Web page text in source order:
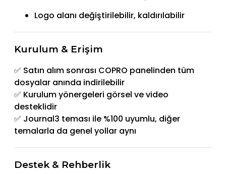
Logo alanı değiştirilebilir, kaldırılabilir
Kurulum & Erişim
✅ Satın alım sonrası COPRO panelinden tüm
dosyalar anında indirilebilir
✅ Kurulum yönergeleri görsel ve video
desteklidir
✅ Journal3 teması ile %100 uyumlu, diğer
temalarla da genel yollar aynı
Destek & Rehberlik